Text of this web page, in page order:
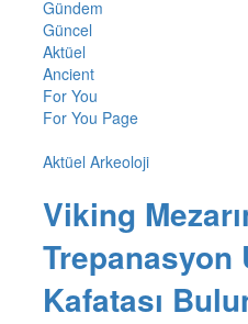
Gündem
Güncel
Aktüel
Ancient
For You
For You Page
Aktüel Arkeoloji
Viking
Trepanasyon
Kafatası